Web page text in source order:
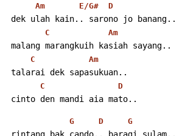
Am E/G# D
dek ulah kain.. sarono jo banang..
C Am
malang marangkuih kasiah sayang..
C Am
talarai dek sapasukuan..
C D
cinto den mandi aia mato..
G D G